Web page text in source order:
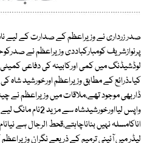
صدر زرداری نے وزیراعظم کے صدارت کے لیے
پرنوازشریف کومبارکباددی وزیراعظم نے
لوڈشیڈنگ میں کمی اورکابینہ کی دفاعی
کیا۔ذرائع کے مطابق وزیراعظم اورخورشید شاہ
ڈاربھی موجود تھے،ملاقات میں وزیراعظم نے
واپس
اناکامسلہ نہیں بناناچاہتے،قحط الرجال ہے
لیڈر میں آئینی ترمیم کے ذریعے نگران